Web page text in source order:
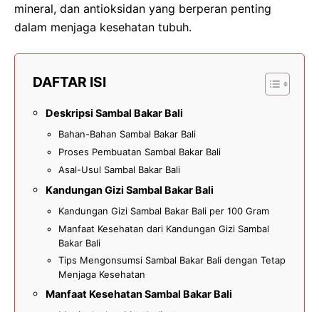
mineral, dan antioksidan yang berperan penting
dalam menjaga kesehatan tubuh.
DAFTAR ISI
Deskripsi Sambal Bakar Bali
Bahan-Bahan Sambal Bakar Bali
Proses Pembuatan Sambal Bakar Bali
Asal-Usul Sambal Bakar Bali
Kandungan Gizi Sambal Bakar Bali
Kandungan Gizi Sambal Bakar Bali per 100 Gram
Manfaat Kesehatan dari Kandungan Gizi Sambal
Bakar Bali
Tips Mengonsumsi Sambal Bakar Bali dengan Tetap
Menjaga Kesehatan
Manfaat Kesehatan Sambal Bakar Bali